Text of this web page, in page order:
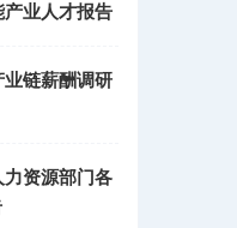
产业人才报告
业链薪酬调研
力资源部门各